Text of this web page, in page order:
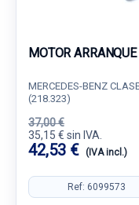
MOTOR
MERCEDES-BENZ
(218.323)
37,00 €
35,15 € sin IVA.
42,53 € (IVA incl.)
Ref: 6099573